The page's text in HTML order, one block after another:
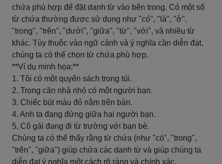
chứa phù hợp để đặt danh từ vào bên trong. Có một số
từ chứa thường được sử dụng như "có", "là", "ở",
"trong", "trên", "dưới", "giữa", "từ", "với", và nhiều từ
khác. Tùy thuộc vào ngữ cảnh và ý nghĩa cần diễn đạt,
chúng ta có thể chọn từ chứa phù hợp.
**Ví dụ minh họa:**
1. Tôi có một quyển sách trong túi.
2. Trong căn nhà nhỏ có một người bạn.
3. Chiếc bút màu đỏ nằm trên bàn.
4. Anh ta đang đứng giữa hai người bạn.
5. Cô gái đang đi từ trường với bạn bè.
Chúng ta có thể thấy rằng từ chứa (như "có", "trong",
"trên", "giữa") giúp chứa các danh từ và giúp chúng ta
diễn đạt ý nghĩa một cách rõ ràng và chính xác.